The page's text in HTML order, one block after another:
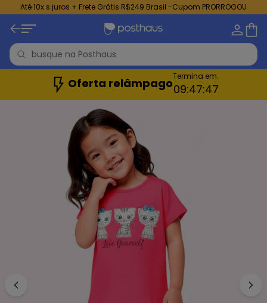
Até 10x s juros + Frete Grátis R$249 Brasil -Cupom PRORROGOU
Oferta relâmpagoTermina em:
09:47:45